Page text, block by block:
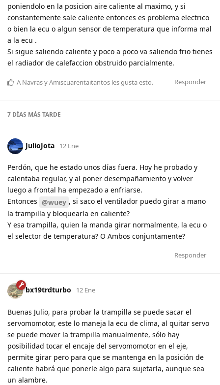
poniendolo en la posicion aire caliente al maximo, y si
constantemente sale caliente entonces es problema electrico
o bien la ecu o algun sensor de temperatura que informa mal
a la ecu .
Si sigue saliendo caliente y poco a poco va saliendo frio tienes
el radiador de calefaccion obstruido parcialmente.
Responder
A NavrasyAmiscuarentaitantos les gusta esto.
7 DÍAS MÁS TARDE
JulioJota 12 Ene
Perdón, que he estado unos días fuera. Hoy he probado y
calentaba regular, y al poner desempañamiento y volver
luego a frontal ha empezado a enfriarse.
Entonces @wuey , si saco el ventilador puedo girar a mano
la trampilla y bloquearla en caliente?
Y esa trampilla, quien la manda girar normalmente, la ecu o
el selector de temperatura? O Ambos conjuntamente?
Responder
bx19trdturbo 12 Ene
Buenas Julio, para probar la trampilla se puede sacar el
servomomotor, este lo maneja la ecu de clima, al quitar servo
se puede mover la trampilla manualmente, sólo hay
posibilidad tocar el encaje del servomomotor en el eje,
permite girar pero para que se mantenga en la posición de
caliente habrá que ponerle algo para sujetarla, aunque sea
un alambre.